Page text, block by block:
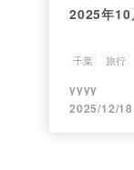
2025年
千葉 旅行
yyyy
2025/12/18